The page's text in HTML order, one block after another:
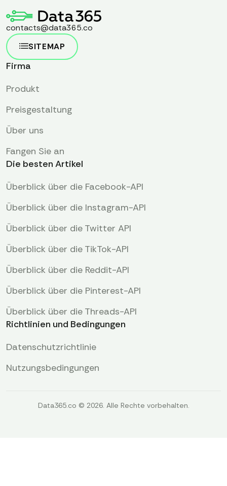
contacts@data365.co
SITEMAP
Firma
Produkt
Preisgestaltung
Über uns
Fangen Sie an
Die besten Artikel
Überblick über die Facebook-API
Überblick über die Instagram-API
Überblick über die Twitter API
Überblick über die TikTok-API
Überblick über die Reddit-API
Überblick über die Pinterest-API
Überblick über die Threads-API
Richtlinien und Bedingungen
Datenschutzrichtlinie
Nutzungsbedingungen
Data365.co © 2026. Alle Rechte vorbehalten.